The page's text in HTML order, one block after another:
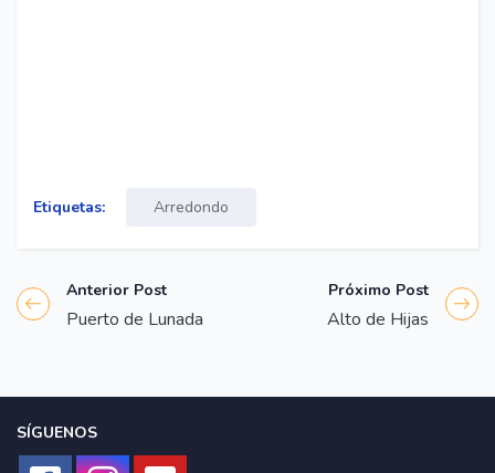
Etiquetas: Arredondo
Anterior Post
Puerto de Lunada
Próximo Post
Alto de Hijas
SÍGUENOS